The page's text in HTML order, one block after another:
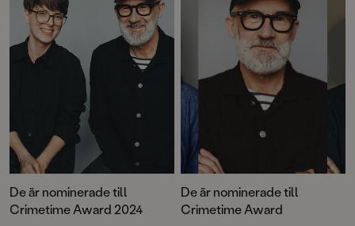
De är nominerade till
Crimetime Award 2024
De är nominerade till
Crimetime Award